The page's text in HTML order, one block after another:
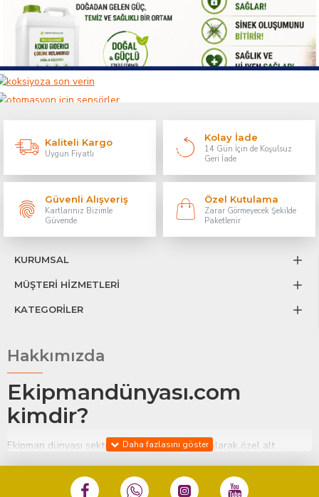
Kaliteli Kargo
Uygun Fiyatlı
Kolay İade
14 Gün İçin de Koşulsuz
Geri İade
Güvenli Alışveriş
Kartlarınız Bizimle
Güvende
Özel Kutulama
Zarar Görmeyecek Şekilde
Paketlenir
KURUMSAL
MÜŞTERİ HİZMETLERİ
KATEGORİLER
Hakkımızda
Ekipmandünyası.com
kimdir?
Ekipman dünyası sektörel bazda ve sektörel olarak özel alt
ekipman alınıp satımını kolaylaştırmak amaçı ila yayın hayatına
başlamıştır. uzun yılların vermiş olduğu ekipman tedarik süreç